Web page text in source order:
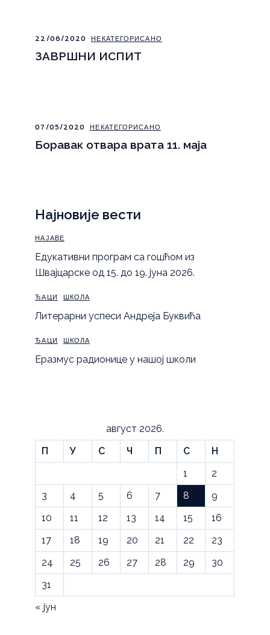
22/06/2020 НЕКАТЕГОРИСАНО
ЗАВРШНИ ИСПИТ
07/05/2020 НЕКАТЕГОРИСАНО
Боравак отвара врата 11. маја
Најновије вести
НАЈАВЕ
Eдукативни програм са гошћом из
Швајцарске од 15. до 19. јуна 2026.
ЂАЦИ ШКОЛА
Литерарни успеси Андреја Буквића
ЂАЦИ ШКОЛА
Еразмус радионице у нашој школи
август 2026.
П
У С Ч П С
Н
1
2
3
4 5 6 7 8
9
10
11 12 13 14 15
16
17
18 19 20 21 22
23
24
25 26 27 28 29
30
31
« јун